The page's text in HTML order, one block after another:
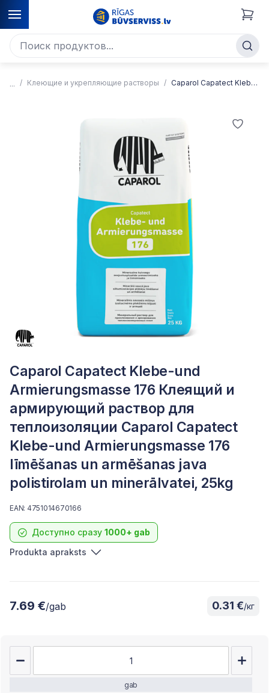
Клеющие и укрепляющие растворы Caparol Capatect Klebe-und Armierungsmasse 176 Клеящий и армирующий раствор для теплоизоляции
Caparol Capatect Klebe-und
Armierungsmasse 176 Клеящий и
армирующий раствор для
теплоизоляции Caparol Capatect
Klebe-und Armierungsmasse 176
līmēšanas un armēšanas java
polistirolam un minerālvatei, 25kg
Доступно сразу 1000+ gab
EAN: 4751014670166
Produkta apraksts
7.69 €/gab 0.31 €/кг
gab